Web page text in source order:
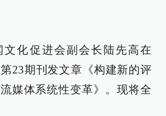
文化促进会副会长陆先高在
第23期刊发文章《构建新的评
媒体系统性变革》。现将全